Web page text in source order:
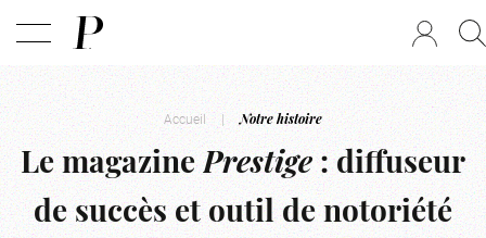
Accueil | Notre histoire
Le magazine Prestige : diffuseur
de succès et outil de notoriété